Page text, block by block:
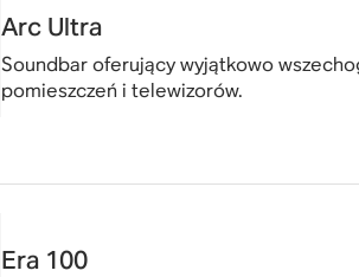
Arc Ultra
Soundbar oferujący wyjątkowo
pomieszczeń i telewizorów.
Era 100